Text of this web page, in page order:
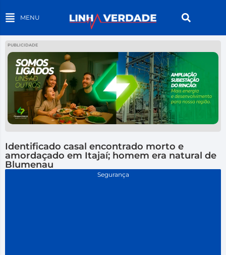
MENU
PUBLICIDADE
Identificado casal encontrado morto e
amordaçado em Itajaí; homem era natural de
Blumenau
Segurança